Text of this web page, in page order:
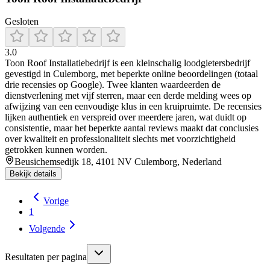
Gesloten
3.0
Toon Roof Installatiebedrijf is een kleinschalig loodgietersbedrijf
gevestigd in Culemborg, met beperkte online beoordelingen (totaal
drie recensies op Google). Twee klanten waardeerden de
dienstverlening met vijf sterren, maar een derde melding wees op
afwijzing van een eenvoudige klus in een kruipruimte. De recensies
lijken authentiek en verspreid over meerdere jaren, wat duidt op
consistentie, maar het beperkte aantal reviews maakt dat conclusies
over kwaliteit en professionaliteit slechts met voorzichtigheid
getrokken kunnen worden.
Beusichemsedijk 18, 4101 NV Culemborg, Nederland
Bekijk details
Vorige
1
Volgende
Resultaten per pagina